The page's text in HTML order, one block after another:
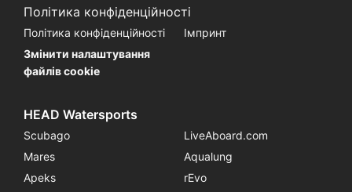
Політика конфіденційності
Політика конфіденційності
Імпринт
Змінити налаштування
файлів cookie
HEAD Watersports
Scubago
LiveAboard.com
Mares
Aqualung
Apeks
rEvo